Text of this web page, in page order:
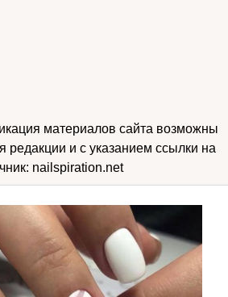
материалов сайта возможны
редакции и с указанием ссылки на
nailspiration.net